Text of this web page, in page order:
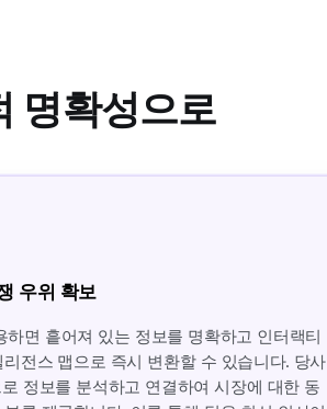
명확성으로
우위 확보
면 흩어져 있는 정보를 명확하고 인터랙티
리전스 맵으로 즉시 변환할 수 있습니다. 당사
정보를 분석하고 연결하여 시장에 대한 동